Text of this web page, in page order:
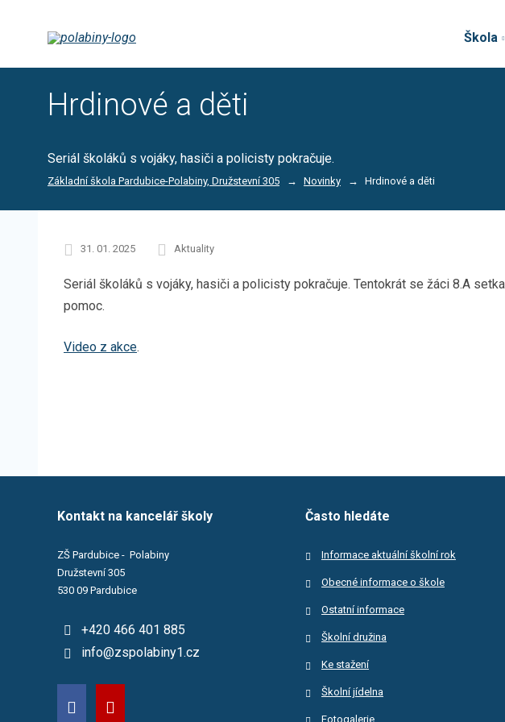
Škola
Hrdinové a děti
Seriál školáků s vojáky, hasiči a policisty pokračuje.
Základní škola Pardubice-Polabiny, Družstevní 305 Novinky Hrdinové a děti
31. 01. 2025 Aktuality
Seriál školáků s vojáky, hasiči a policisty pokračuje. Tentokrát se žáci 8.A
pomoc.
Video z akce.
Kontakt na kancelář školy
ZŠ Pardubice - Polabiny
Družstevní 305
530 09 Pardubice
+420 466 401 885
info@zspolabiny1.cz
Často hledáte
Informace aktuální školní rok
Obecné informace o škole
Ostatní informace
Školní družina
Ke stažení
Školní jídelna
Fotogalerie